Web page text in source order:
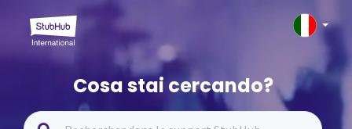
Cosa stai cercando?